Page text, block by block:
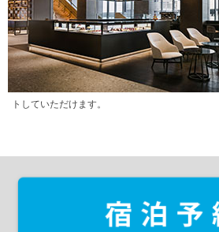
トしていただけます。